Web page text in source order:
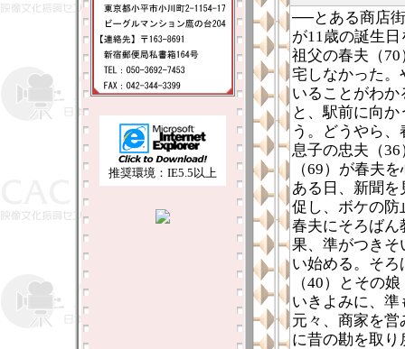
推奨環境：IE5.5以上
──とある商店
が11歳の誕生
祖父の春夫（
宅しなかった。
いることがわ
と、駅前に向
う。どうやら
息子の忠夫（
（69）が春夫
ある日、新聞
促し、ボケの防
春夫にそろばん
果、準がつきそ
い始める。そ
（40）とその
いきよみに、
元々、商家を
に昔の勘を取